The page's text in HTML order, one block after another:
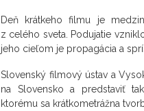
Deň krátkeho filmu je
z celého sveta. Podujatie
jeho cieľom je propagácia a
Slovenský filmový ústav a
na Slovensko a predstaviť
ktorému sa krátkometrážna